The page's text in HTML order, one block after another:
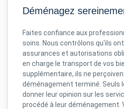
Déménagez
Faites confiance aux
soins. Nous contrôlons qu'ils
assurances et autorisations
en charge le transport de vos
supplémentaire, ils ne
déménagement terminé. Seuls
donner leur opinion sur les
procédé à leur déménagement.